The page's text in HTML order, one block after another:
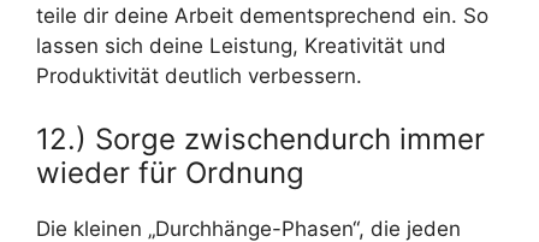
teile dir deine Arbeit dementsprechend ein. So
lassen sich deine Leistung, Kreativität und
Produktivität deutlich verbessern.
12.) Sorge zwischendurch immer
wieder für Ordnung
Die kleinen „Durchhänge-Phasen“, die jeden